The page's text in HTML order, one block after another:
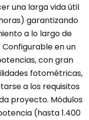
una larga vida útil
horas) garantizando
a lo largo de
en un
con gran
fotométricas,
a los requisitos
proyecto. Módulos
(hasta 1.400